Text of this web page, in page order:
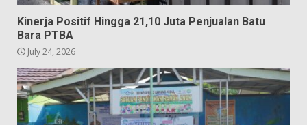
Kinerja Positif Hingga 21,10 Juta Penjualan Batu
Bara PTBA
July 24, 2026